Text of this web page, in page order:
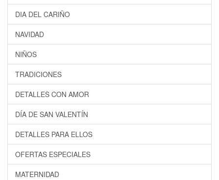
DIA DEL CARIÑO
NAVIDAD
NIÑOS
TRADICIONES
DETALLES CON AMOR
DÍA DE SAN VALENTÍN
DETALLES PARA ELLOS
OFERTAS ESPECIALES
MATERNIDAD